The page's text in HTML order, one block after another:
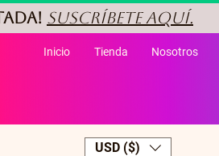
Suscríbete aquí.
Inicio Tienda Nosotros
USD ($)